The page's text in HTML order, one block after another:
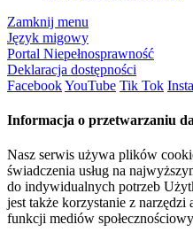
Zamknij menu
Język migowy
Portal Niepełnosprawność
Deklaracja dostępności
FacebookYouTube Tik Tok
Informacja o przetwarzaniu
Nasz serwis używa plików
świadczenia usług na
do indywidualnych potrzeb
jest także korzystanie z
funkcji mediów